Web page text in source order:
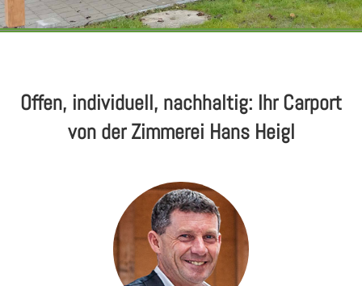
Offen, individuell, nachhaltig: Ihr Carport
von der Zimmerei Hans Heigl